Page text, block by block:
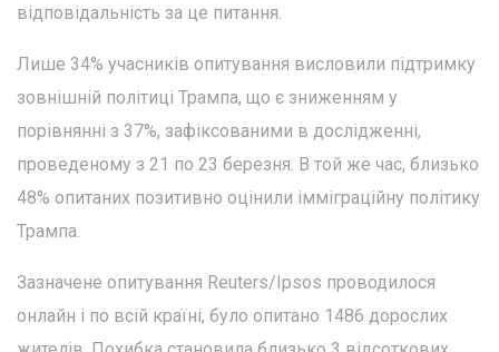
відповідальність за це питання.
Лише 34% учасників опитування висловили підтримку
зовнішній політиці Трампа, що є зниженням у
порівнянні з 37%, зафіксованими в дослідженні,
проведеному з 21 по 23 березня. В той же час, близько
48% опитаних позитивно оцінили імміграційну політику
Трампа.
Зазначене опитування Reuters/Ipsos проводилося
онлайн і по всій країні, було опитано 1486 дорослих